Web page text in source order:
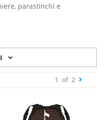
parastinchi e
1 of 2